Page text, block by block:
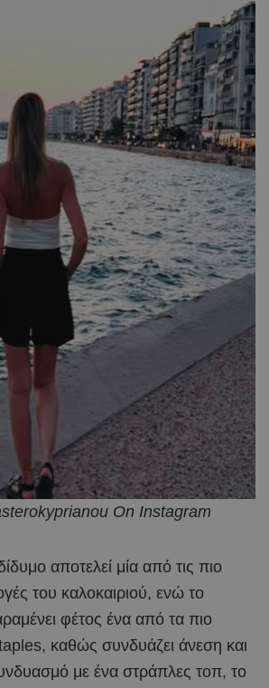
On Instagram
αποτελεί μία από τις πιο
του καλοκαιριού, ενώ το
φέτος ένα από τα πιο
καθώς συνδυάζει άνεση και
με ένα στράπλες τοπ, το